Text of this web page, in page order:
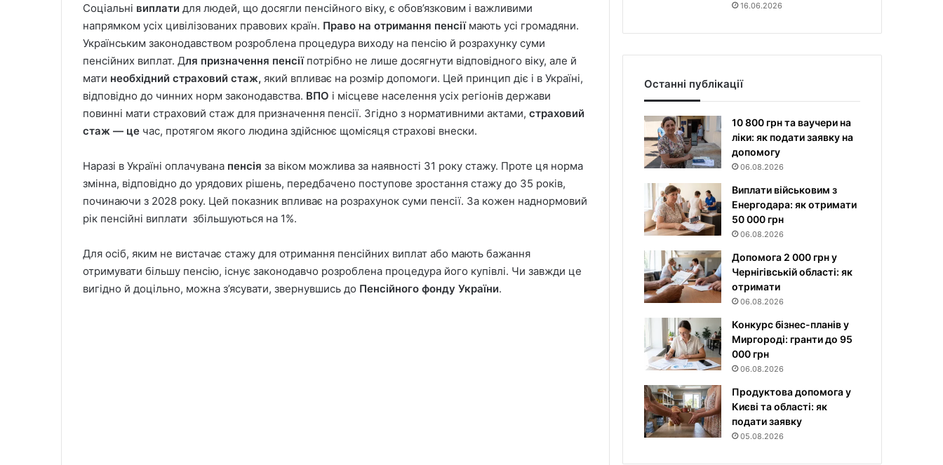
Соціальні виплати для людей, що досягли пенсійного віку, є обов’язковим і важливими
напрямком усіх цивілізованих правових країн. Право на отримання пенсіїмають усі громадяни.
Українським законодавством розроблена процедура виходу на пенсію й розрахунку суми
пенсійних виплат. Для призначення пенсіїпотрібно не лише досягнути відповідного віку, але й
мати необхідний страховий стаж, який впливає на розмір допомоги. Цей принцип діє і в Україні,
відповідно до чинних норм законодавства. ВПО і місцеве населення усіх регіонів держави
повинні мати страховий стаж для призначення пенсії. Згідно з нормативними актами, страховий
стаж — це час, протягом якого людина здійснює щомісяця страхові внески.
Наразі в Україні оплачувана пенсія за віком можлива за наявності 31 року стажу. Проте ця норма
змінна, відповідно до урядових рішень, передбачено поступове зростання стажу до 35 років,
починаючи з 2028 року. Цей показник впливає на розрахунок суми пенсії. За кожен наднормовий
рік пенсійні виплати збільшуються на 1%.
Для осіб, яким не вистачає стажу для отримання пенсійних виплат або мають бажання
отримувати більшу пенсію, існує законодавчо розроблена процедура його купівлі. Чи завжди це
вигідно й доцільно, можна з’ясувати, звернувшись до Пенсійного фонду України.
16.06.2026
Останні публікації
10 800 грн та ваучери на
ліки: як подати заявку на
допомогу
06.08.2026
Виплати військовим з
Енергодара: як отримати
50 000 грн
06.08.2026
Допомога 2 000 грн у
Чернігівській області: як
отримати
06.08.2026
Конкурс бізнес-планів у
Миргороді: гранти до 95
000 грн
06.08.2026
Продуктова допомога у
Києві та області: як
подати заявку
05.08.2026